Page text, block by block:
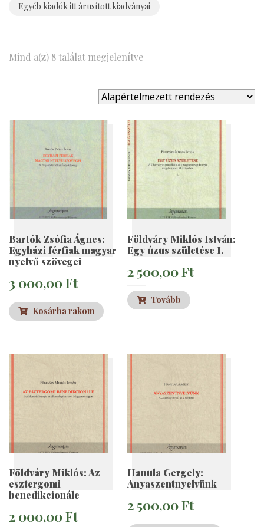
Egyéb kiadók itt árusított kiadványai
Mind a(z) 8 találat megjelenítve
Bartók Zsófia Ágnes:
Egyházi férfiak magyar
nyelvű szövegei
3 000,00Ft
Kosárba rakom
Földváry Miklós István:
Egy úzus születése I.
2 500,00Ft
Tovább
Földváry Miklós: Az
esztergomi
benedikcionále
2 000,00Ft
Hanula Gergely:
Anyaszentnyelvünk
2 500,00Ft